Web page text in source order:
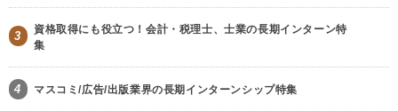
3
資格取得にも役立つ！会計・税理士、士業の長期インターン特
集
4 マスコミ/広告/出版業界の長期インターンシップ特集